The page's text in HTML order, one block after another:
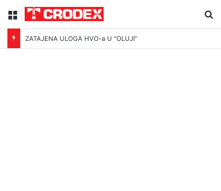
Menu
ZATAJENA ULOGA HVO-a U “OLUJI”